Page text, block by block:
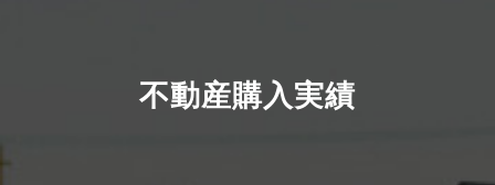
不動産購入実績